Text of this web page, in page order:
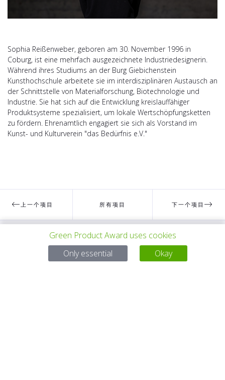
Sophia Reißenweber, geboren am 30. November 1996 in
Coburg, ist eine mehrfach ausgezeichnete Industriedesignerin.
Während ihres Studiums an der Burg Giebichenstein
Kunsthochschule arbeitete sie im interdisziplinären Austausch an
der Schnittstelle von Materialforschung, Biotechnologie und
Industrie. Sie hat sich auf die Entwicklung kreislauffähiger
Produktsysteme spezialisiert, um lokale Wertschöpfungsketten
zu fördern. Ehrenamtlich engagiert sie sich als Vorstand im
Kunst- und Kulturverein "das Bedürfnis e.V."
上一个项目 所有项目 下一个项目
有问题吗？
Green Product Award uses cookies
Only essential
Okay